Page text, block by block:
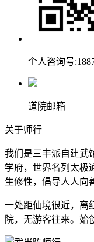
个人咨询号
道院邮箱
关于师行
我们是三丰派自建武
学府，世界名列太极
生修性，倡导人人向
一处距仙境很近，离
院，无游客往来。始